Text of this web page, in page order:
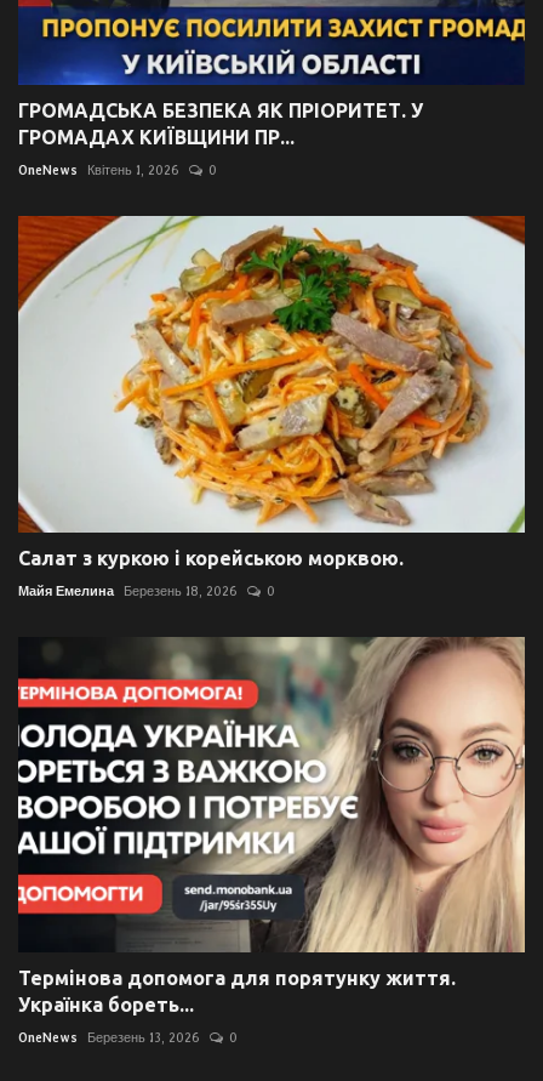
ГРОМАДСЬКА БЕЗПЕКА ЯК ПРІОРИТЕТ. У
ГРОМАДАХ КИЇВЩИНИ ПР...
OneNews Квітень 1, 2026 0
Салат з куркою і корейською морквою.
Майя Емелина Березень 18, 2026 0
Термінова допомога для порятунку життя.
Українка бореть...
OneNews Березень 13, 2026 0